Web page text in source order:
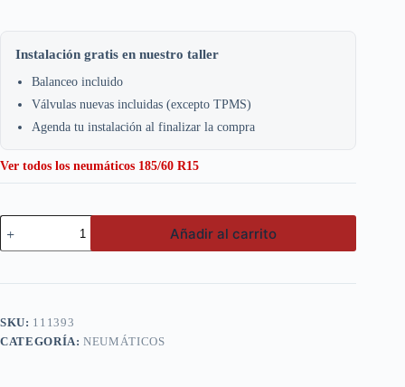
Instalación gratis en nuestro taller
Balanceo incluido
Válvulas nuevas incluidas (excepto TPMS)
Agenda tu instalación al finalizar la compra
Ver todos los neumáticos 185/60 R15
Goodride
185/60
R15
28
Añadir al carrito
SKU: 111393
CATEGORÍA:NEUMÁTICOS